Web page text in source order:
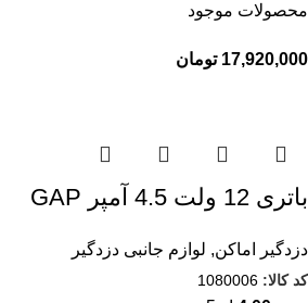
محصولات موجود
تومان
باتری 12 ولت 4.5 آمپر GAP
دزدگیر اماکن, لوازم جانبی دزدگیر
کد کالا: 1080006